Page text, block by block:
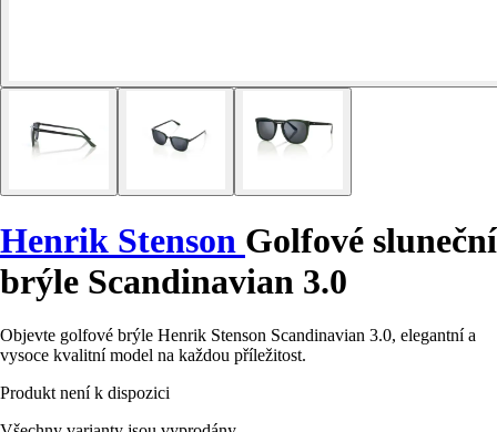
Henrik Stenson Golfové sluneční
brýle Scandinavian 3.0
Objevte golfové brýle Henrik Stenson Scandinavian 3.0, elegantní a
vysoce kvalitní model na každou příležitost.
Produkt není k dispozici